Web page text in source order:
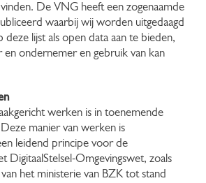
De VNG heeft een zogenaamde
waarbij wij worden uitgedaagd
deze lijst als open data aan te bieden,
ondernemer en gebruik van kan
werken is in toenemende
manier van werken is
leidend principe voor de
DigitaalStelsel-Omgevingswet, zoals
het ministerie van BZK tot stand